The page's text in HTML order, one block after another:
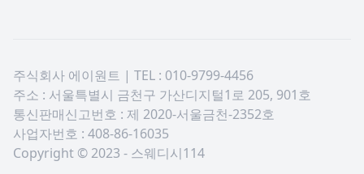
주식회사 에이원트 | TEL : 010-9799-4456
주소 : 서울특별시 금천구 가산디지털1로 205, 901호
통신판매신고번호 : 제 2020-서울금천-2352호
사업자번호 : 408-86-16035
Copyright © 2023 - 스웨디시114